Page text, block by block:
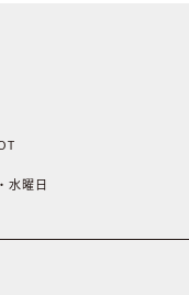
水曜日